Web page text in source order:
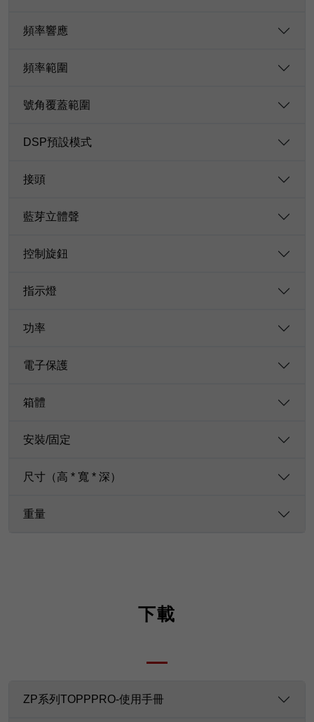
頻率響應
頻率範圍
號角覆蓋範圍
DSP預設模式
接頭
藍芽立體聲
控制旋鈕
指示燈
功率
電子保護
箱體
安裝/固定
尺寸（高 * 寬 * 深）
重量
下載
ZP系列TOPPPRO-使用手冊